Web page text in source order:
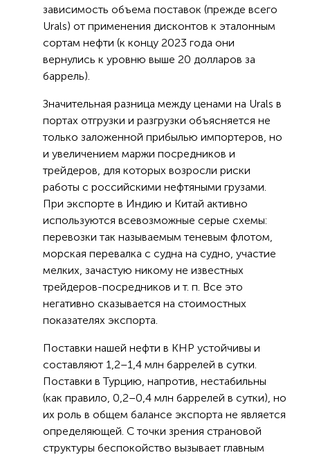
зависимость объема поставок (прежде всего
Urals) от применения дисконтов к эталонным
сортам нефти (к концу 2023 года они
вернулись к уровню выше 20 долларов за
баррель).
Значительная разница между ценами на Urals в
портах отгрузки и разгрузки объясняется не
только заложенной прибылью импортеров, но
и увеличением маржи посредников и
трейдеров, для которых возросли риски
работы с российскими нефтяными грузами.
При экспорте в Индию и Китай активно
используются всевозможные серые схемы:
перевозки так называемым теневым флотом,
морская перевалка с судна на судно, участие
мелких, зачастую никому не известных
трейдеров-посредников и т. п. Все это
негативно сказывается на стоимостных
показателях экспорта.
Поставки нашей нефти в КНР устойчивы и
составляют 1,2–1,4 млн баррелей в сутки.
Поставки в Турцию, напротив, нестабильны
(как правило, 0,2–0,4 млн баррелей в сутки), но
их роль в общем балансе экспорта не является
определяющей. С точки зрения страновой
структуры беспокойство вызывает главным